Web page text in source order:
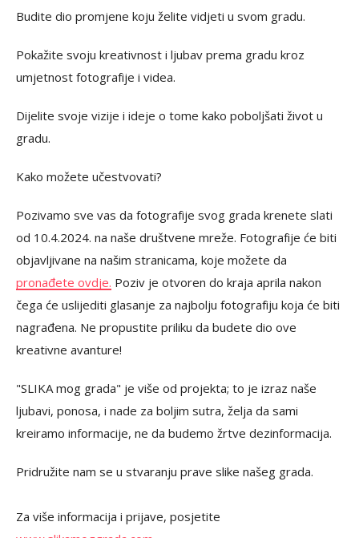
Budite dio promjene koju želite vidjeti u svom gradu.
Pokažite svoju kreativnost i ljubav prema gradu kroz
umjetnost fotografije i videa.
Dijelite svoje vizije i ideje o tome kako poboljšati život u
gradu.
Kako možete učestvovati?
Pozivamo sve vas da fotografije svog grada krenete slati
od 10.4.2024. na naše društvene mreže. Fotografije će biti
objavljivane na našim stranicama, koje možete da
pronađete ovdje. Poziv je otvoren do kraja aprila nakon
čega će uslijediti glasanje za najbolju fotografiju koja će biti
nagrađena. Ne propustite priliku da budete dio ove
kreativne avanture!
"SLIKA mog grada" je više od projekta; to je izraz naše
ljubavi, ponosa, i nade za boljim sutra, želja da sami
kreiramo informacije, ne da budemo žrtve dezinformacija.
Pridružite nam se u stvaranju prave slike našeg grada.
Za više informacija i prijave, posjetite